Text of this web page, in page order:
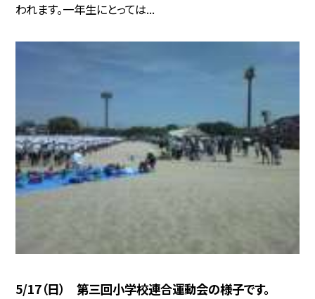
われます。一年生にとっては...
5/17（日） 第三回小学校連合運動会の様子です。